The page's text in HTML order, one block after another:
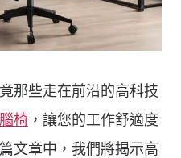
那些走在前沿的高科技
椅 ，讓您的工作舒適度
文章中，我們將揭示高